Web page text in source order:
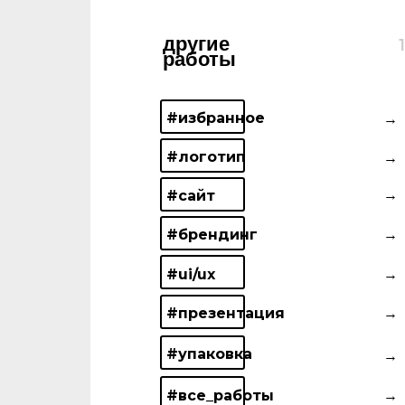
другие
работы
#логотип
#сайт
#брендинг
#ui/ux
#презентация
→
#избранное →
→
→
→
→
#все_работы
→
→
#упаковка